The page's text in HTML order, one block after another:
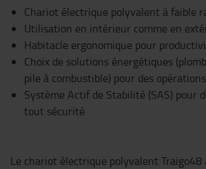
Chariot électrique polyvalent à faible
Utilisation en intérieur comme en
Habitacle ergonomique pour
Choix de solutions énergétiques
pile à combustible) pour des
Système Actif de Stabilité (SAS) pour
tout sécurité
Le chariot électrique polyvalent Traigo48